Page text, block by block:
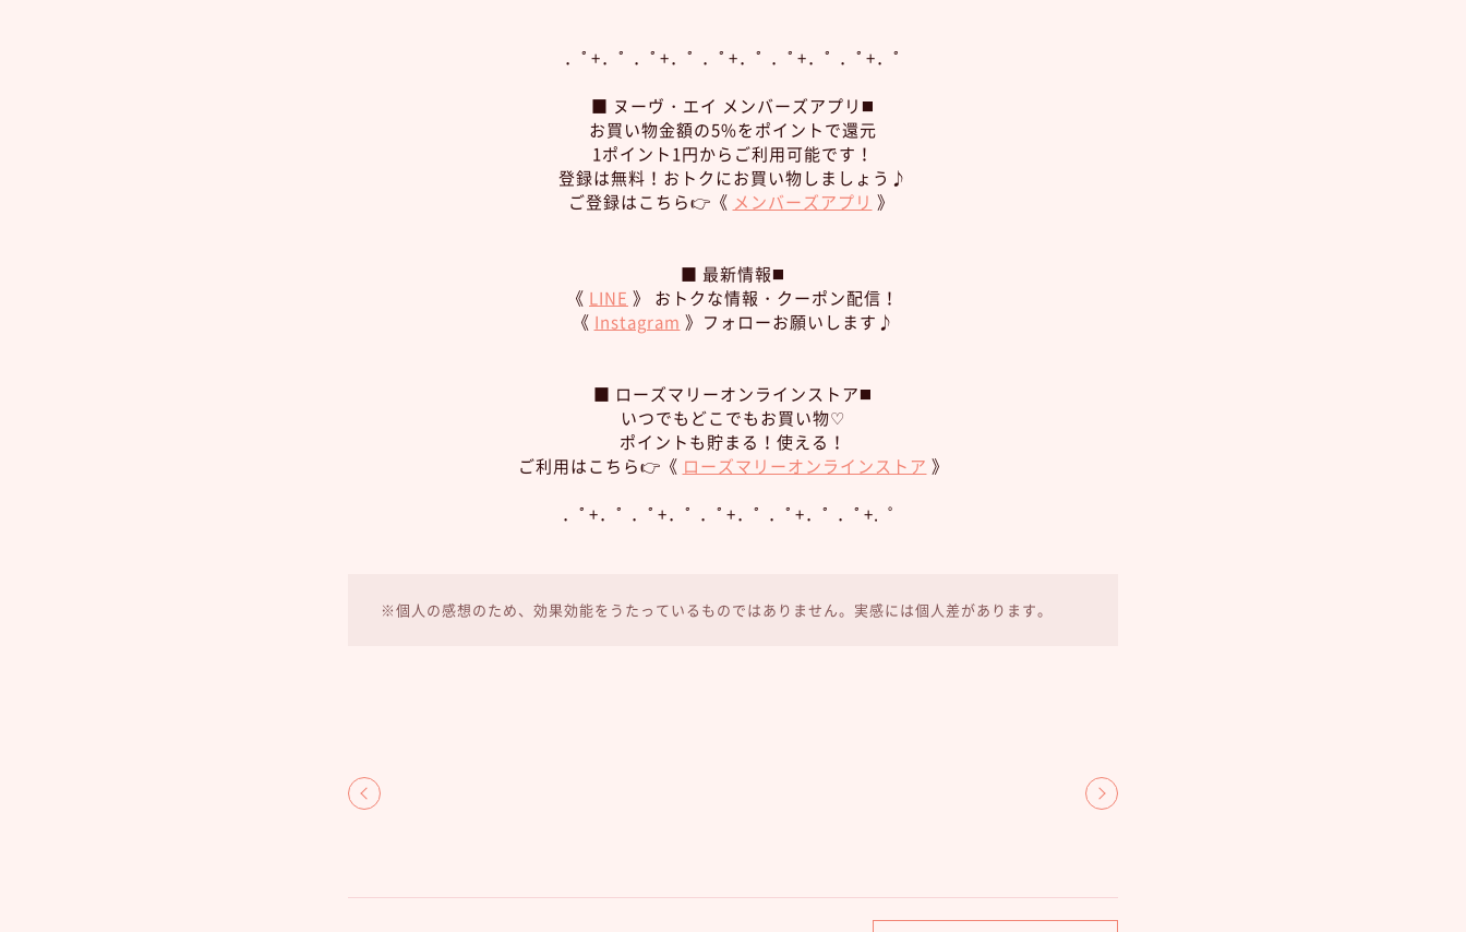
．ﾟ+．ﾟ ．ﾟ+．ﾟ ．ﾟ+．ﾟ ．ﾟ+．ﾟ ．ﾟ+．ﾟ
■ ヌーヴ・エイ メンバーズアプリ◼️
お買い物金額の5%をポイントで還元
1ポイント1円からご利用可能です！
登録は無料！おトクにお買い物しましょう♪
ご登録はこちら👉《 メンバーズアプリ 》
■ 最新情報◼️
《 LINE 》 おトクな情報・クーポン配信！
《 Instagram 》フォローお願いします♪
■ ローズマリーオンラインストア◼️
いつでもどこでもお買い物♡
ポイントも貯まる！使える！
ご利用はこちら👉《 ローズマリーオンラインストア 》
．ﾟ+．ﾟ ．ﾟ+．ﾟ ．ﾟ+．ﾟ ．ﾟ+．ﾟ ．ﾟ+. ゜
※個人の感想のため、効果効能をうたっているものではありません。実感には個人差があります。